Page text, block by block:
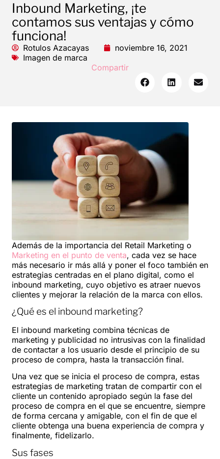
Inbound Marketing, ¡te
contamos sus ventajas y cómo
funciona!
Rotulos Azacayas
noviembre 16, 2021
Imagen de marca
Compartir
Además de la importancia del Retail Marketing o
Marketing en el punto de venta, cada vez se hace
más necesario ir más allá y poner el foco también en
estrategias centradas en el plano digital, como el
inbound marketing, cuyo objetivo es atraer nuevos
clientes y mejorar la relación de la marca con ellos.
¿Qué es el inbound marketing?
El inbound marketing combina técnicas de
marketing y publicidad no intrusivas con la finalidad
de contactar a los usuario desde el principio de su
proceso de compra, hasta la transacción final.
Una vez que se inicia el proceso de compra, estas
estrategias de marketing tratan de compartir con el
cliente un contenido apropiado según la fase del
proceso de compra en el que se encuentre, siempre
de forma cercana y amigable, con el fin de que el
cliente obtenga una buena experiencia de compra y
finalmente, fidelizarlo.
Sus fases